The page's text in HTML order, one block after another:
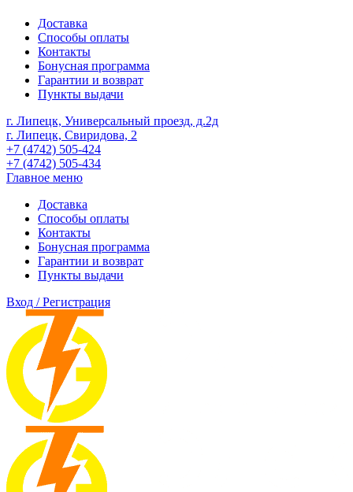
Доставка
Способы оплаты
Контакты
Бонусная программа
Гарантии и возврат
Пункты выдачи
г. Липецк, Универсальный проезд, д.2д
г. Липецк, Свиридова, 2
+7 (4742) 505-424
+7 (4742) 505-434
Главное меню
Доставка
Способы оплаты
Контакты
Бонусная программа
Гарантии и возврат
Пункты выдачи
Вход / Регистрация